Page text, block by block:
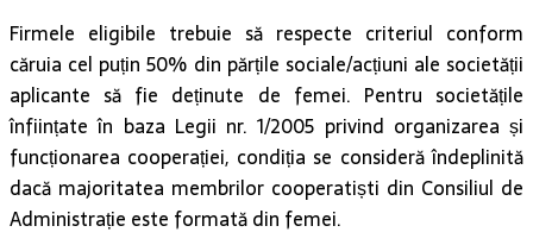
Firmele eligibile trebuie să respecte criteriul conform
căruia cel puțin 50% din părțile sociale/acțiuni ale societății
aplicante să fie deținute de femei. Pentru societățile
înființate în baza Legii nr. 1/2005 privind organizarea și
funcționarea cooperației, condiția se consideră îndeplinită
dacă majoritatea membrilor cooperatiști din Consiliul de
Administrație este formată din femei.